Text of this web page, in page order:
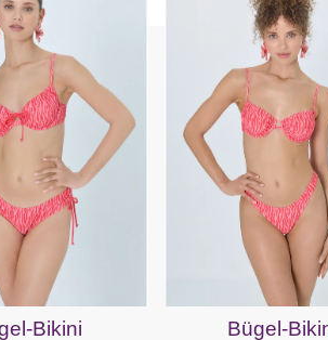
Bikini Bügel-